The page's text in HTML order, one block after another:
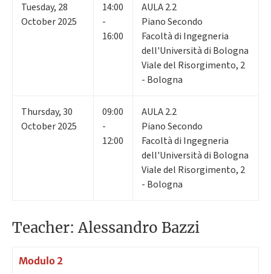
Tuesday, 28
October 2025
14:00
-
16:00
AULA 2.2
Piano Secondo
Facoltà di Ingegneria
dell'Università di Bologna
Viale del Risorgimento, 2
- Bologna
Thursday,30
October 2025
09:00
-
12:00
AULA 2.2
Piano Secondo
Facoltà di Ingegneria
dell'Università di Bologna
Viale del Risorgimento, 2
- Bologna
Teacher: Alessandro Bazzi
Modulo 2